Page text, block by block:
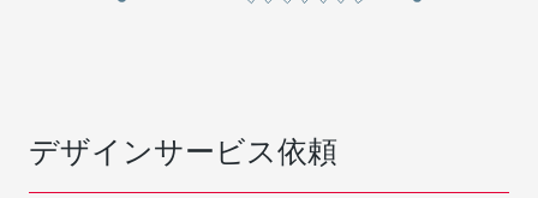
デザインサービス依頼